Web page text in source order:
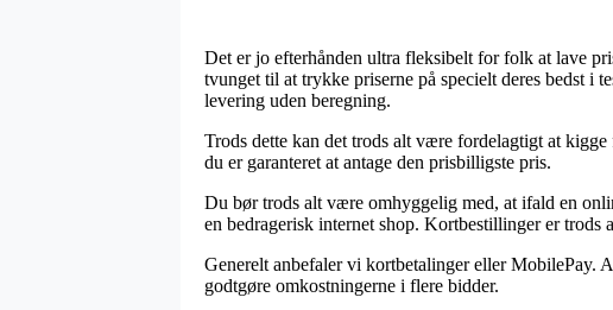
Det er jo efterhånden ultra fleksibelt for folk at lave
tvunget til at trykke priserne på specielt deres bedst i
levering uden beregning.
Trods dette kan det trods alt være fordelagtigt at
du er garanteret at antage den prisbilligste pris.
Du bør trods alt være omhyggelig med, at ifald en
en bedragerisk internet shop. Kortbestillinger er
Generelt anbefaler vi kortbetalinger eller
godtgøre omkostningerne i flere bidder.